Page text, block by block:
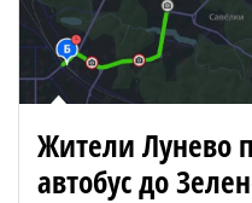
Жители Лунево
автобус до